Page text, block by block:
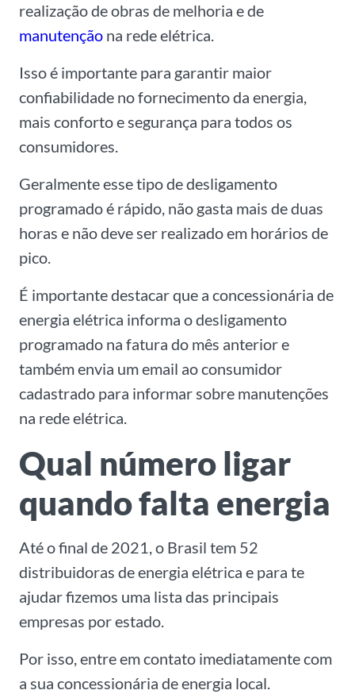
realização de obras de melhoria e de
manutenção na rede elétrica.
Isso é importante para garantir maior
confiabilidade no fornecimento da energia,
mais conforto e segurança para todos os
consumidores.
Geralmente esse tipo de desligamento
programado é rápido, não gasta mais de duas
horas e não deve ser realizado em horários de
pico.
É importante destacar que a concessionária de
energia elétrica informa o desligamento
programado na fatura do mês anterior e
também envia um email ao consumidor
cadastrado para informar sobre manutenções
na rede elétrica.
Qual número ligar
quando falta energia
Até o final de 2021, o Brasil tem 52
distribuidoras de energia elétrica e para te
ajudar fizemos uma lista das principais
empresas por estado.
Por isso, entre em contato imediatamente com
a sua concessionária de energia local.